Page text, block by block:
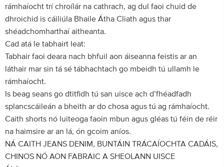
rámhaíocht trí chroílár na cathrach, ag dul faoi chuid de
dhroichid is cáiliúla Bhaile Átha Cliath agus thar
shéadchomharthaí aitheanta.
Cad atá le tabhairt leat:
Tabhair faoi deara nach bhfuil aon áiseanna feistis ar an
láthair mar sin tá sé tábhachtach go mbeidh tú ullamh le
rámhaíocht.
Is beag seans go dtitfidh tú san uisce ach d’fhéadfadh
splancscáileán a bheith ar do chosa agus tú ag rámhaíocht.
Caith shorts nó luiteoga faoin mbun agus gléas tú féin de réir
na haimsire ar an lá, ón gcoim aníos.
NÁ CAITH JEANS DENIM, BUNTÁIN TRÁCAÍOCHTA CADÁIS,
CHINOS NÓ AON FABRAIC A SHEOLANN UISCE